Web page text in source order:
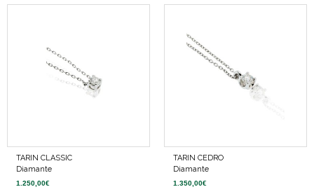
TARIN CLASSIC
Diamante
1.250,00€
TARIN CEDRO
Diamante
1.350,00€